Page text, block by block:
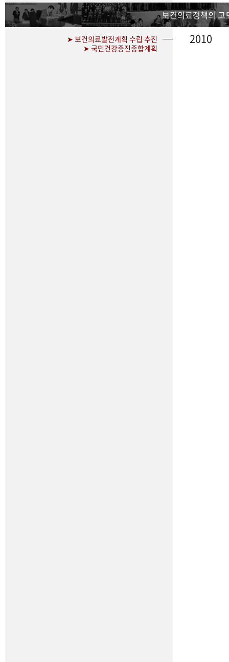
보건의료정책의 고
➤ 보건의료발전계획 수립 추진
➤ 국민건강증진종합계획
2010